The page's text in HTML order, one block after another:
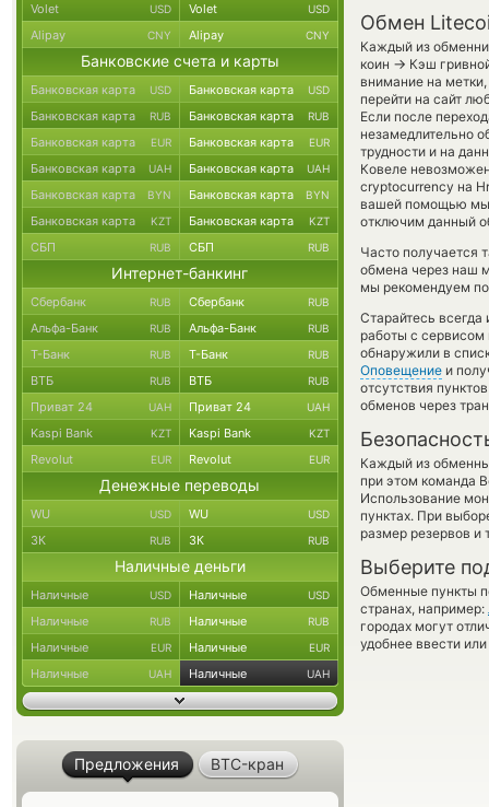
Обмен
Каждый из
коин → Кэш
внимание на
перейти на сайт
Если после
незамедлительно
трудности и на
Ковеле
cryptocurrency на
вашей помощью мы
отключим данный
Часто получается
обмена через наш
мы рекомендуем
Старайтесь всегда
работы с
обнаружили в
Оповещение и
отсутствия
обменов через
Каждый из
при этом команда
Использование
пунктах. При
размер резервов и
Выберите
Обменные пункты
странах, например:
городах могут
удобнее ввести
Volet USD Volet USD
Alipay CNY Alipay CNY
Банковские счета и карты
Банковская карта USD Банковская карта USD
Банковская карта RUB Банковская карта RUB
Банковская карта EUR Банковская карта EUR
Банковская карта UAH Банковская карта UAH
Банковская карта BYN Банковская карта BYN
Банковская карта KZT Банковская карта KZT
СБП RUB СБП RUB
Интернет-банкинг
Сбербанк RUB Сбербанк RUB
Альфа-Банк RUB Альфа-Банк RUB
Т-Банк RUB Т-Банк RUB
ВТБ RUB ВТБ RUB
Приват 24 UAH Приват 24 UAH
Kaspi Bank KZT Kaspi Bank KZT
Revolut EUR Revolut EUR
Денежные переводы
WU USD WU USD
ЗК RUB ЗК RUB
Наличные деньги
Наличные USD Наличные USD
Наличные RUB Наличные RUB
Наличные EUR Наличные EUR
Наличные UAH Наличные UAH
Предложения BTC-кран